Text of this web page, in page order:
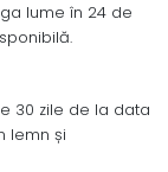
lume în 24 de
30 zile de la data
lemn și